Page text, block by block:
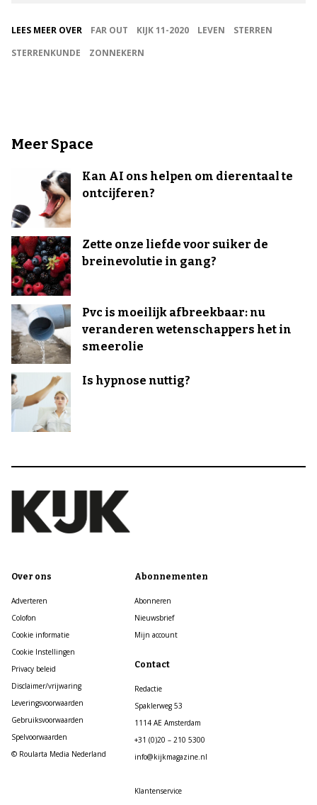
LEES MEER OVER FAR OUT KIJK 11-2020 LEVEN
STERREN
STERRENKUNDE
ZONNEKERN
Meer Space
Kan AI ons helpen om dierentaal te
ontcijferen?
Zette onze liefde voor suiker de
breinevolutie in gang?
Pvc is moeilijk afbreekbaar: nu
veranderen wetenschappers het in
smeerolie
Is hypnose nuttig?
Over ons
Adverteren
Colofon
Cookie informatie
Cookie Instellingen
Privacy beleid
Disclaimer/vrijwaring
Leveringsvoorwaarden
Gebruiksvoorwaarden
Spelvoorwaarden
© Roularta Media Nederland
Abonnementen
Abonneren
Nieuwsbrief
Mijn account
Contact
Redactie
Spaklerweg 53
1114 AE Amsterdam
+31 (0)20 – 210 5300
info@kijkmagazine.nl
Klantenservice